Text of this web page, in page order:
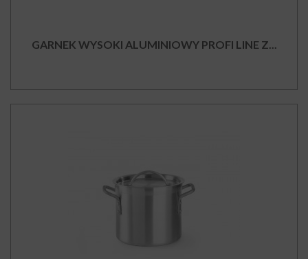
GARNEK WYSOKI ALUMINIOWY PROFI LINE Z...